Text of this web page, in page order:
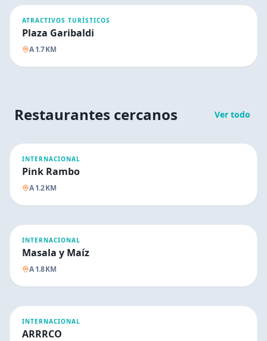
ATRACTIVOS TURÍSTICOS
Plaza Garibaldi
A1.7KM
Restaurantes cercanos Ver todo
INTERNACIONAL
Pink Rambo
A1.2KM
INTERNACIONAL
Masala y Maíz
A1.8KM
INTERNACIONAL
ARRRCO